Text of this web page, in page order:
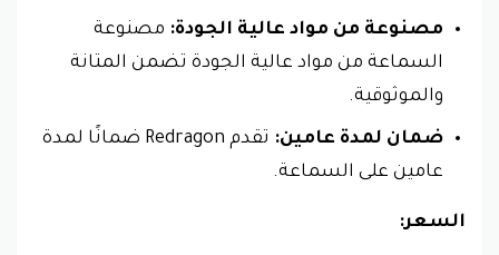
مصنوعة من مواد عالية الجودة: مصنوعة
السماعة من مواد عالية الجودة تضمن المتانة
والموثوقية.
ضمان لمدة عامين:
تقدم Redragon ضمانًا لمدة
عامين على السماعة.
السعر: